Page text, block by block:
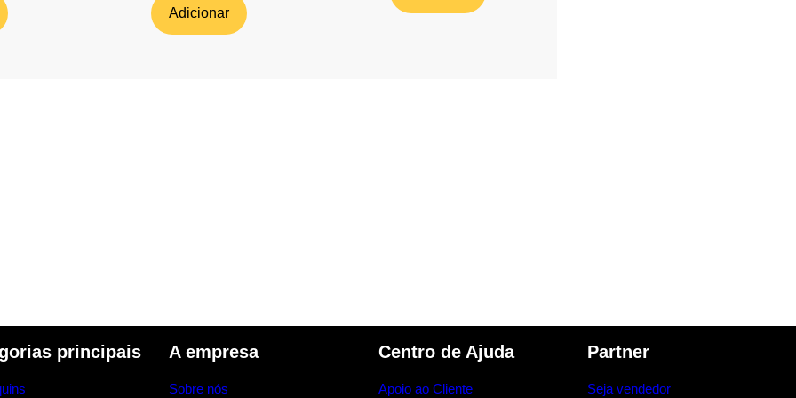
Adicionar
principais A empresa
Sobre nós
Centro de Ajuda
Apoio ao Cliente
Partner
Seja vendedor